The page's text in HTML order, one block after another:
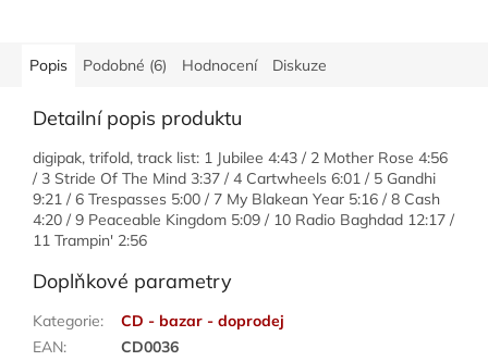
Popis Podobné (6) Hodnocení Diskuze
Detailní popis produktu
digipak, trifold, track list: 1 Jubilee 4:43 / 2 Mother Rose 4:56
/ 3 Stride Of The Mind 3:37 / 4 Cartwheels 6:01 / 5 Gandhi
9:21 / 6 Trespasses 5:00 / 7 My Blakean Year 5:16 / 8 Cash
4:20 / 9 Peaceable Kingdom 5:09 / 10 Radio Baghdad 12:17 /
11 Trampin' 2:56
Doplňkové parametry
Kategorie:
CD - bazar - doprodej
EAN:
CD0036